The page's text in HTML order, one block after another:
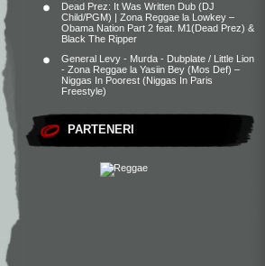
Dead Prez: It Was Written Dub (DJ
Child/PGM) | Zona Reggae la Lowkey –
Obama Nation Part 2 feat. M1(Dead Prez) &
Black The Ripper
General Levy - Murda - Dubplate / Little Lion
- Zona Reggae la Yasiin Bey (Mos Def) –
Niggas In Poorest (Niggas In Paris
Freestyle)
PARTENERI